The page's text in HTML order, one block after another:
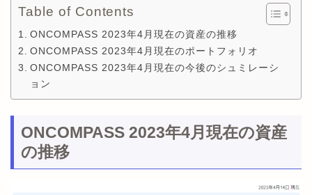
Table of Contents
ONCOMPASS 2023年4月現在の資産の推移
ONCOMPASS 2023年4月現在のポートフォリオ
ONCOMPASS 2023年4月現在の今後のシュミレーシ
ョン
ONCOMPASS 2023年4月現在の資産
の推移